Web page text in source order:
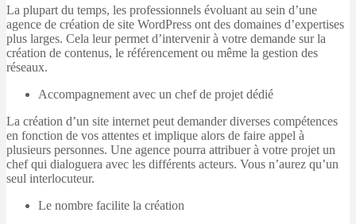
La plupart du temps, les professionnels évoluant au sein d’une
agence de création de site WordPress ont des domaines d’expertises
plus larges. Cela leur permet d’intervenir à votre demande sur la
création de contenus, le référencement ou même la gestion des
réseaux.
Accompagnement avec un chef de projet dédié
La création d’un site internet peut demander diverses compétences
en fonction de vos attentes et implique alors de faire appel à
plusieurs personnes. Une agence pourra attribuer à votre projet un
chef qui dialoguera avec les différents acteurs. Vous n’aurez qu’un
seul interlocuteur.
Le nombre facilite la création